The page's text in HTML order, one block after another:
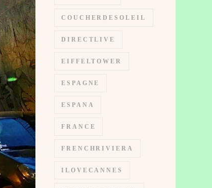
COUCHERDESOLEIL
DIRECTLIVE
EIFFELTOWER
ESPAGNE
ESPANA
FRANCE
FRENCHRIVIERA
ILOVECANNES